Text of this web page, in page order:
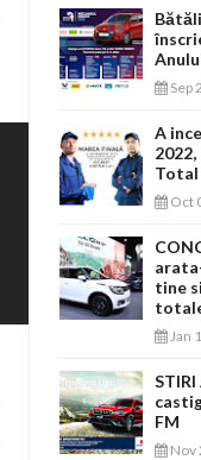
Sep
A
Total
Oct
tine
Jan
FM
Nov